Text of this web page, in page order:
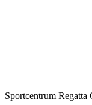
Sportcentrum Regatta